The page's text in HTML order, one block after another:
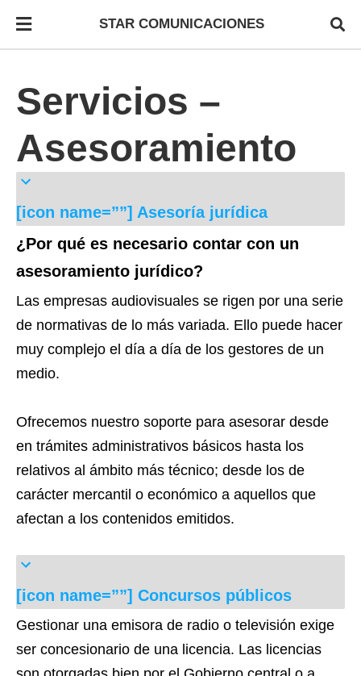
STAR COMUNICACIONES
Servicios –
Asesoramiento
[icon name=””] Asesoría jurídica
¿Por qué es necesario contar con un
asesoramiento jurídico?
Las empresas audiovisuales se rigen por una serie
de normativas de lo más variada. Ello puede hacer
muy complejo el día a día de los gestores de un
medio.
Ofrecemos nuestro soporte para asesorar desde
en trámites administrativos básicos hasta los
relativos al ámbito más técnico; desde los de
carácter mercantil o económico a aquellos que
afectan a los contenidos emitidos.
[icon name=””] Concursos públicos
Gestionar una emisora de radio o televisión exige
ser concesionario de una licencia. Las licencias